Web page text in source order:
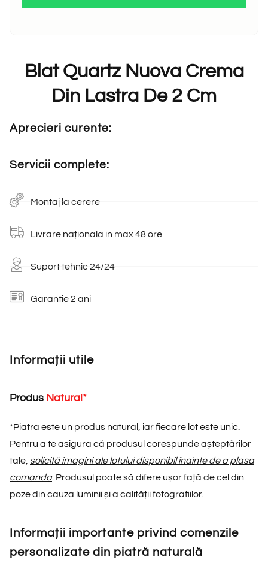
Blat Quartz Nuova Crema
Din Lastra De 2 Cm
Aprecieri curente:
Servicii complete:
Montaj la cerere
Livrare naționala in max 48 ore
Suport tehnic 24/24
Garantie 2 ani
Informații utile
Produs Natura *
*Piatra este un produs natural, iar fiecare lot este unic.
Pentru a te asigura că produsul corespunde așteptărilor
tale, solicită imagini ale lotului disponibil înainte de a plasa
comanda. Produsul poate să difere ușor față de cel din
poze din cauza luminii și a calității fotografiilor.
Informații importante privind comenzile
personalizate din piatră naturală